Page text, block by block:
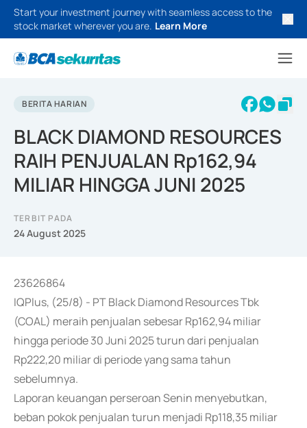
Start your investment journey with seamless access to the
stock market wherever you are. Learn More
BERITA HARIAN
BLACK DIAMOND RESOURCES
RAIH PENJUALAN Rp162,94
MILIAR HINGGA JUNI 2025
TERBIT PADA
24 August 2025
23626864
IQPlus, (25/8) - PT Black Diamond Resources Tbk
(COAL) meraih penjualan sebesar Rp162,94 miliar
hingga periode 30 Juni 2025 turun dari penjualan
Rp222,20 miliar di periode yang sama tahun
sebelumnya.
Laporan keuangan perseroan Senin menyebutkan,
beban pokok penjualan turun menjadi Rp118,35 miliar